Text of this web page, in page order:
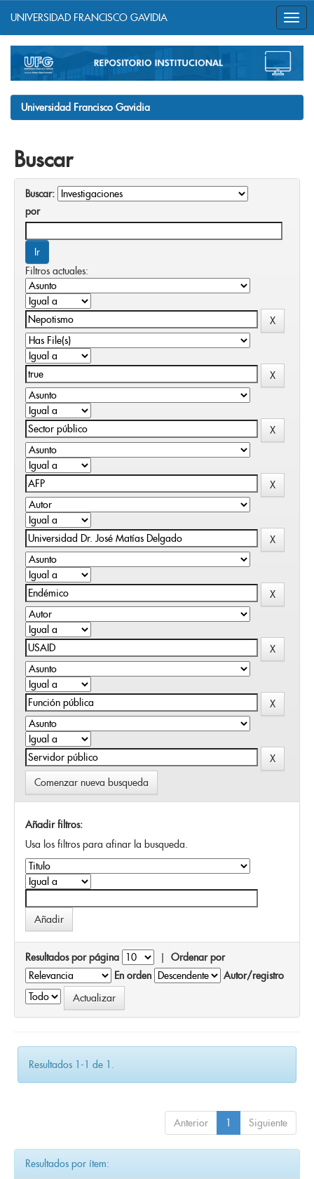
navigation
UNIVERSIDAD FRANCISCO GAVIDIA
Universidad Francisco Gavidia
Buscar
Buscar:
por
Filtros actuales:
Comenzar nueva busqueda
Añadir filtros:
Usa los filtros para afinar la busqueda.
Resultados por página | Ordenar por
En orden
Autor/registro
Resultados 1-1 de 1.
Anterior 1 Siguiente
Resultados por ítem: